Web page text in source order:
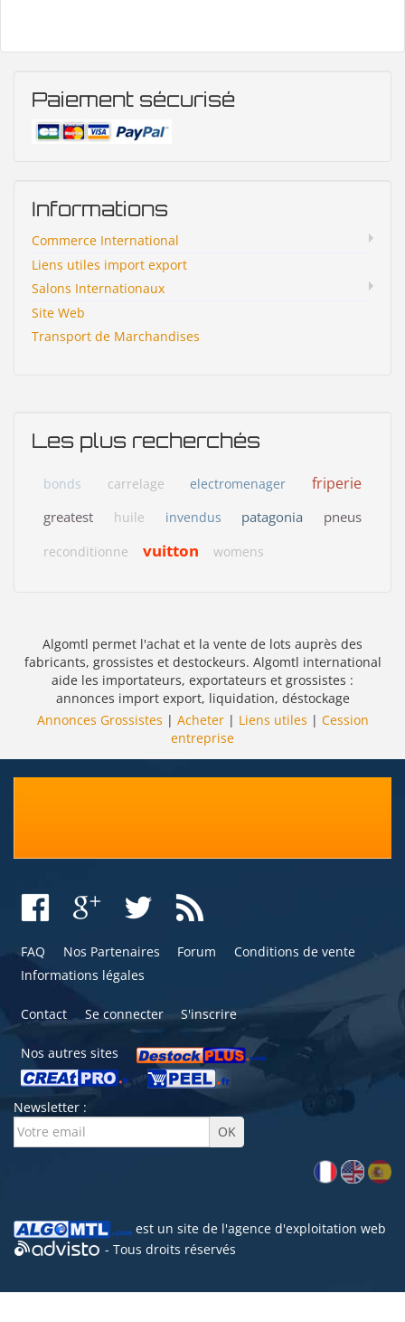
Paiement sécurisé
Informations
Commerce International
Liens utiles import export
Salons Internationaux
Site Web
Transport de Marchandises
Les plus recherchés
bonds carrelage electromenager friperie
greatest huile invendus patagonia pneus
reconditionne vuitton womens
Algomtl permet l'achat et la vente de lots auprès des
fabricants, grossistes et destockeurs. Algomtl international
aide les importateurs, exportateurs et grossistes :
annonces import export, liquidation, déstockage
Annonces Grossistes | Acheter| Liens utiles | Cession
entreprise
FAQ Nos Partenaires Forum
Conditions de vente
Informations légales
Contact Se connecter S'inscrire
Nos autres sites
Newsletter :
est un site de l'agence d'exploitation web
- Tous droits réservés